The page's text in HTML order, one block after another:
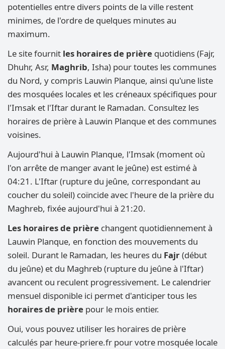
potentielles entre divers points de la ville restent
minimes, de l'ordre de quelques minutes au
maximum.
Le site fournit les horaires de prière quotidiens (Fajr,
Dhuhr, Asr, Maghrib, Isha) pour toutes les communes
du Nord, y compris Lauwin Planque, ainsi qu'une liste
des mosquées locales et les créneaux spécifiques pour
l'Imsak et l'Iftar durant le Ramadan. Consultez les
horaires de prière à Lauwin Planque et des communes
voisines.
Aujourd'hui à Lauwin Planque, l'Imsak (moment où
l'on arrête de manger avant le jeûne) est estimé à
04:21. L'Iftar (rupture du jeûne, correspondant au
coucher du soleil) coïncide avec l'heure de la prière du
Maghreb, fixée aujourd'hui à 21:20.
Les horaires de prière changent quotidiennement à
Lauwin Planque, en fonction des mouvements du
soleil. Durant le Ramadan, les heures du Fajr(début
du jeûne) et du Maghreb (rupture du jeûne à l'Iftar)
avancent ou reculent progressivement. Le calendrier
mensuel disponible ici permet d'anticiper tous les
horaires de prière pour le mois entier.
Oui, vous pouvez utiliser les horaires de prière
calculés par heure-priere.fr pour votre mosquée locale